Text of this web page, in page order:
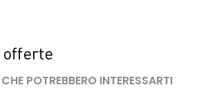
interno con
POTREBBERO INTERESSARTI